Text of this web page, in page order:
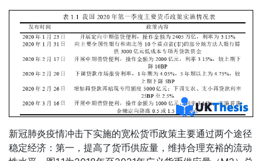
新冠肺炎疫情冲击下实施的宽松货币政策主要通过两个途径
稳定经济：第一，提高了货币供应量，维持合理充裕的流动